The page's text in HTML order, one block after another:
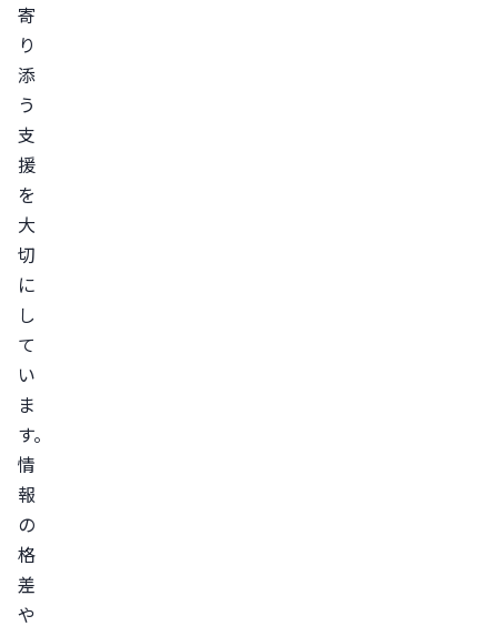
寄
り
添
う
支
援
を
大
切
に
し
て
い
ま
す。
情
報
の
格
差
や